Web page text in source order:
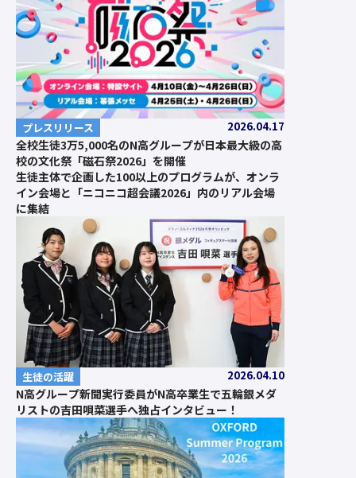
プレスリリース 2026.04.17
全校生徒3万5,000名のN高グループが日本最大級の高
校の文化祭「磁石祭2026」を開催
生徒主体で企画した100以上のプログラムが、オンラ
イン会場と「ニコニコ超会議2026」内のリアル会場
に集結
生徒の活躍 2026.04.10
N高グループ新聞実行委員がN高卒業生で五輪銀メダ
リストの吉田唄菜選手へ独占インタビュー！